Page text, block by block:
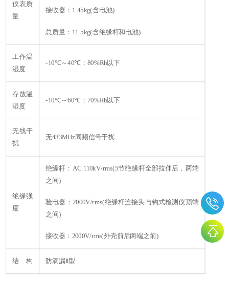
仪表质
量
接收器：1.45kg(含电池)
总质量：11.5kg(含绝缘杆和电池)
工作温
湿度
-10℃～40℃；80%Rh以下
存放温
湿度
-10℃～60℃；70%Rh以下
无线干
扰
无433MHz同频信号干扰
绝缘强
度
绝缘杆：AC 110kV/rms(5节绝缘杆全部拉伸后，两端
之间)
验电器：2000V/rms(绝缘杆连接头与钩式检测仪顶端
之间)
接收器：2000V/rms(外壳前后两端之前)
结 构 防滴漏Ⅱ型